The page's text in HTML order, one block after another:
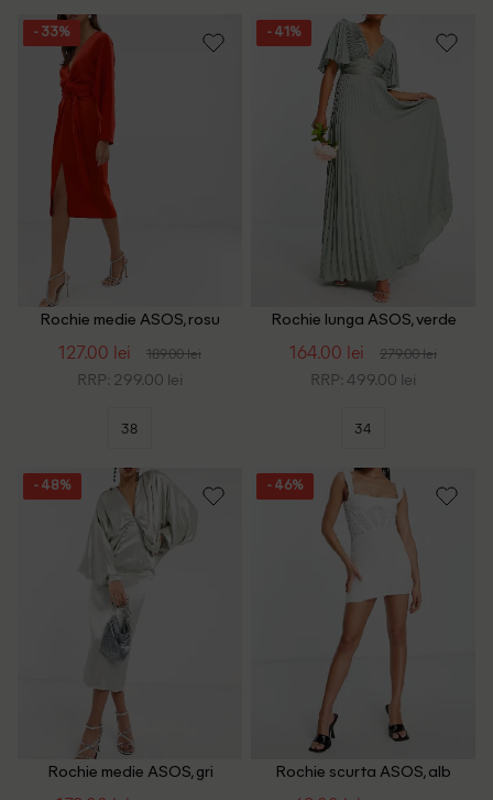
- 33%
Rochie medie ASOS, rosu
127.00 lei 189.00 lei
RRP: 299.00 lei
38
- 41%
Rochie lunga ASOS, verde
164.00 lei 279.00 lei
RRP: 499.00 lei
34
- 48%
Rochie medie ASOS, gri
- 46%
Rochie scurta ASOS, alb